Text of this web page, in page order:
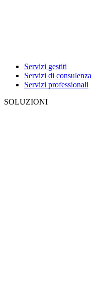
Servizi gestiti
Servizi di consulenza
Servizi professionali
SOLUZIONI